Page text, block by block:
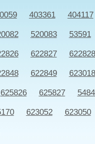
403361 404117
520083 53591
622827 622828
622849 623018
625826 625827
623052 623050